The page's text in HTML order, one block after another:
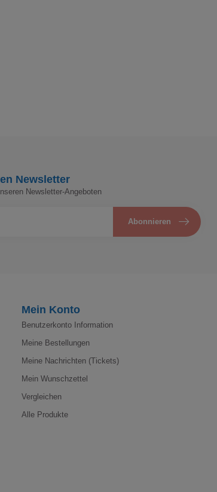
Newsletter
Newsletter-Angeboten
Abonnieren
Mein Konto
Benutzerkonto Information
Meine Bestellungen
Meine Nachrichten (Tickets)
Mein Wunschzettel
Vergleichen
Alle Produkte